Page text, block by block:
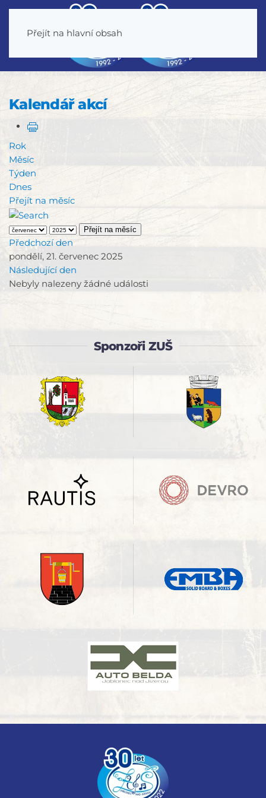
Přejít na hlavní obsah
Kalendář akcí
Rok
Měsíc
Týden
Dnes
Přejít na měsíc
Přejít na měsíc
Předchozí den
pondělí, 21. červenec 2025
Následující den
Nebyly nalezeny žádné události
Sponzoři ZUŠ